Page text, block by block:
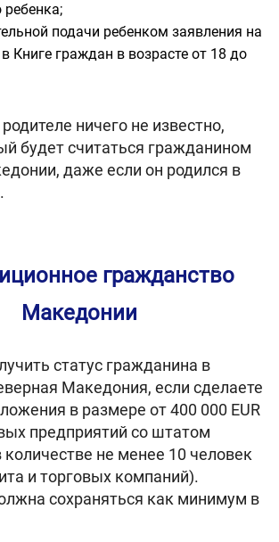
ребенка;
подачи ребенком заявления на
Книге граждан в возрасте от 18 до
ничего не известно,
будет считаться гражданином
даже если он родился в
гражданство
Македонии
статус гражданина в
Македония, если сделаете
в размере от 400 000 EUR
предприятий со штатом
количестве не менее 10 человек
и торговых компаний).
сохраняться как минимум в